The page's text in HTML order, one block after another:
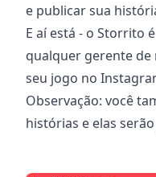
e publicar sua
E aí está - o Storrito
qualquer gerente de
seu jogo no
Observação: você
histórias e elas